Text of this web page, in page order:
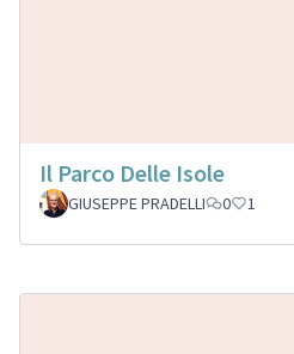
Il Parco Delle Isole
GIUSEPPE PRADELLI
0 1